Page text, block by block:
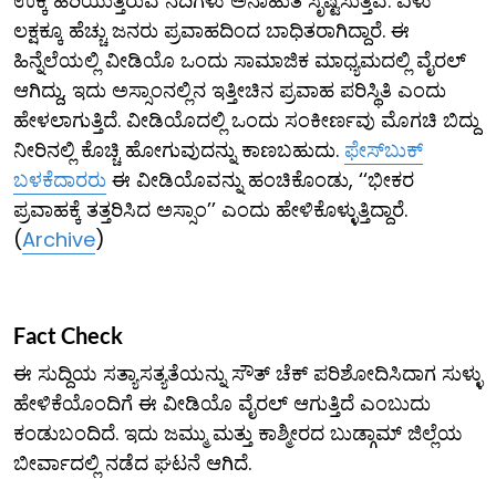
ಲಕ್ಷಕ್ಕೂ ಹೆಚ್ಚು ಜನರು ಪ್ರವಾಹದಿಂದ ಬಾಧಿತರಾಗಿದ್ದಾರೆ. ಈ
ಹಿನ್ನೆಲೆಯಲ್ಲಿ ವೀಡಿಯೊ ಒಂದು ಸಾಮಾಜಿಕ ಮಾಧ್ಯಮದಲ್ಲಿ ವೈರಲ್
ಆಗಿದ್ದು, ಇದು ಅಸ್ಸಾಂನಲ್ಲಿನ ಇತ್ತೀಚಿನ ಪ್ರವಾಹ ಪರಿಸ್ಥಿತಿ ಎಂದು
ಹೇಳಲಾಗುತ್ತಿದೆ. ವೀಡಿಯೊದಲ್ಲಿ ಒಂದು ಸಂಕೀರ್ಣವು ಮೊಗಚಿ ಬಿದ್ದು
ನೀರಿನಲ್ಲಿ ಕೊಚ್ಚಿ ಹೋಗುವುದನ್ನು ಕಾಣಬಹುದು. ಫೇಸ್​ಬುಕ್
ಬಳಕೆದಾರರು ಈ ವೀಡಿಯೊವನ್ನು ಹಂಚಿಕೊಂಡು, ‘‘ಭೀಕರ
ಪ್ರವಾಹಕ್ಕೆ ತತ್ತರಿಸಿದ ಅಸ್ಸಾಂ’’ ಎಂದು ಹೇಳಿಕೊಳ್ಳುತ್ತಿದ್ದಾರೆ.
(Archive)
Fact Check
ಈ ಸುದ್ದಿಯ ಸತ್ಯಾಸತ್ಯತೆಯನ್ನು ಸೌತ್ ಚೆಕ್ ಪರಿಶೋದಿಸಿದಾಗ ಸುಳ್ಳು
ಹೇಳಿಕೆಯೊಂದಿಗೆ ಈ ವೀಡಿಯೊ ವೈರಲ್ ಆಗುತ್ತಿದೆ ಎಂಬುದು
ಕಂಡುಬಂದಿದೆ. ಇದು ಜಮ್ಮು ಮತ್ತು ಕಾಶ್ಮೀರದ ಬುಡ್ಗಾಮ್ ಜಿಲ್ಲೆಯ
ಬೀರ್ವಾದಲ್ಲಿ ನಡೆದ ಘಟನೆ ಆಗಿದೆ.